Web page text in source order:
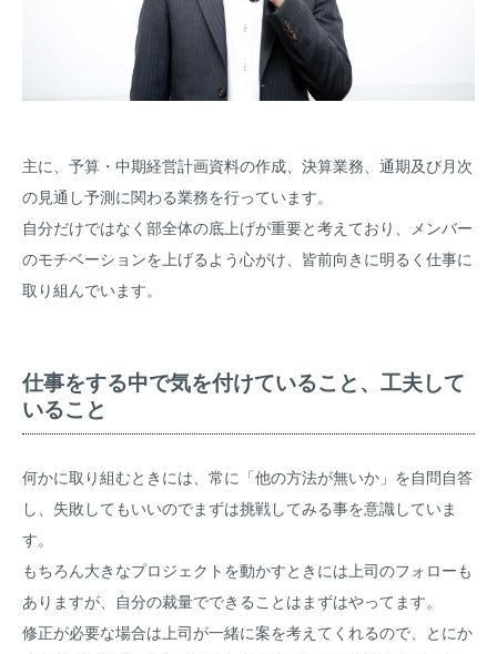
主に、予算・中期経営計画資料の作成、決算業務、通期及び月次
の見通し予測に関わる業務を行っています。
自分だけではなく部全体の底上げが重要と考えており、メンバー
のモチベーションを上げるよう心がけ、皆前向きに明るく仕事に
取り組んでいます。
仕事をする中で気を付けていること、工夫して
いること
何かに取り組むときには、常に「他の方法が無いか」を自問自答
し、失敗してもいいのでまずは挑戦してみる事を意識していま
す。
もちろん大きなプロジェクトを動かすときには上司のフォローも
ありますが、自分の裁量でできることはまずはやってます。
修正が必要な場合は上司が一緒に案を考えてくれるので、とにか